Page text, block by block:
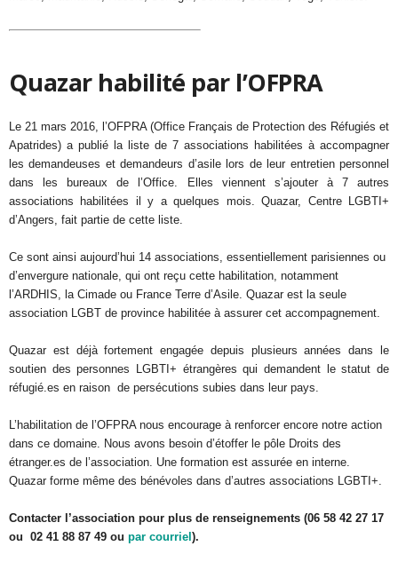
Quazar habilité par l’OFPRA
Le 21 mars 2016, l’OFPRA (Office Français de Protection des Réfugiés et
Apatrides) a publié la liste de 7 associations habilitées à accompagner
les demandeuses et demandeurs d’asile lors de leur entretien personnel
dans les bureaux de l’Office. Elles viennent s’ajouter à 7 autres
associations habilitées il y a quelques mois. Quazar, Centre LGBTI+
d’Angers, fait partie de cette liste.
Ce sont ainsi aujourd’hui 14 associations, essentiellement parisiennes ou
d’envergure nationale, qui ont reçu cette habilitation, notamment
l’ARDHIS, la Cimade ou France Terre d’Asile. Quazar est la seule
association LGBT de province habilitée à assurer cet accompagnement.
Quazar est déjà fortement engagée depuis plusieurs années dans le
soutien des personnes LGBTI+ étrangères qui demandent le statut de
réfugié.es en raison de persécutions subies dans leur pays.
L’habilitation de l’OFPRA nous encourage à renforcer encore notre action
dans ce domaine. Nous avons besoin d’étoffer le pôle Droits des
étranger.es de l’association. Une formation est assurée en interne.
Quazar forme même des bénévoles dans d’autres associations LGBTI+.
Contacter l’association pour plus de renseignements (06 58 42 27 17
ou 02 41 88 87 49 ou par courriel).